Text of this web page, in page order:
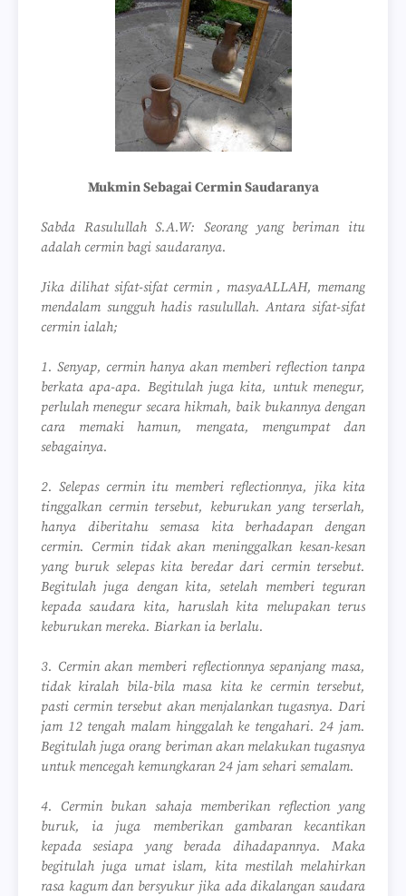
Mukmin Sebagai Cermin Saudaranya
Sabda Rasulullah S.A.W: Seorang yang beriman itu
adalah cermin bagi saudaranya.
Jika dilihat sifat-sifat cermin , masyaALLAH, memang
mendalam sungguh hadis rasulullah. Antara sifat-sifat
cermin ialah;
1. Senyap, cermin hanya akan memberi reflection tanpa
berkata apa-apa. Begitulah juga kita, untuk menegur,
perlulah menegur secara hikmah, baik bukannya dengan
cara memaki hamun, mengata, mengumpat dan
sebagainya.
2. Selepas cermin itu memberi reflectionnya, jika kita
tinggalkan cermin tersebut, keburukan yang terserlah,
hanya diberitahu semasa kita berhadapan dengan
cermin. Cermin tidak akan meninggalkan kesan-kesan
yang buruk selepas kita beredar dari cermin tersebut.
Begitulah juga dengan kita, setelah memberi teguran
kepada saudara kita, haruslah kita melupakan terus
keburukan mereka. Biarkan ia berlalu.
3. Cermin akan memberi reflectionnya sepanjang masa,
tidak kiralah bila-bila masa kita ke cermin tersebut,
pasti cermin tersebut akan menjalankan tugasnya. Dari
jam 12 tengah malam hinggalah ke tengahari. 24 jam.
Begitulah juga orang beriman akan melakukan tugasnya
untuk mencegah kemungkaran 24 jam sehari semalam.
4. Cermin bukan sahaja memberikan reflection yang
buruk, ia juga memberikan gambaran kecantikan
kepada sesiapa yang berada dihadapannya. Maka
begitulah juga umat islam, kita mestilah melahirkan
rasa kagum dan bersyukur jika ada dikalangan saudara